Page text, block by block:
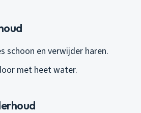
schoon en verwijder haren.
met heet water.